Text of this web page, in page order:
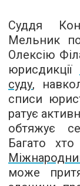
Суддя
Мельник
Олексію
юрисдикції
суду,
списи
ратує
обтяжує
Багато
може